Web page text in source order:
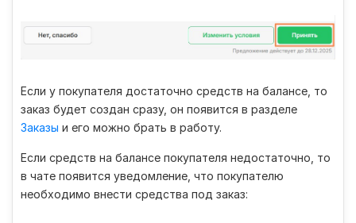
Если у покупателя достаточно средств на балансе, то
заказ будет создан сразу, он появится в разделе
Заказы и его можно брать в работу.
Если средств на балансе покупателя недостаточно, то
в чате появится уведомление, что покупателю
необходимо внести средства под заказ: